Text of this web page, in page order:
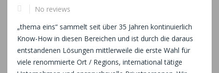
No reviews
„thema eins“ sammelt seit über 35 Jahren kontinuierlich
Know-How in diesen Bereichen und ist durch die daraus
entstandenen Lösungen mittlerweile die erste Wahl für
viele renommierte Ort / Regions, international tätige